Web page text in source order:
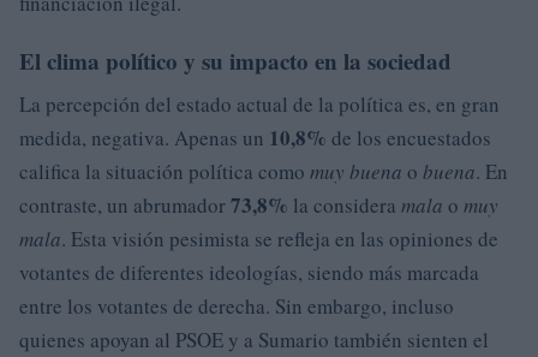
El clima político y su impacto en la sociedad
La percepción del estado actual de la política es, en gran
medida, negativa. Apenas un 10,8% de los encuestados
califica la situación política como muy buena o buena. En
contraste, un abrumador73,8% la considera mala o muy
mala. Esta visión pesimista se refleja en las opiniones de
votantes de diferentes ideologías, siendo más marcada
entre los votantes de derecha. Sin embargo, incluso
quienes apoyan al PSOE y a Sumario también sienten el